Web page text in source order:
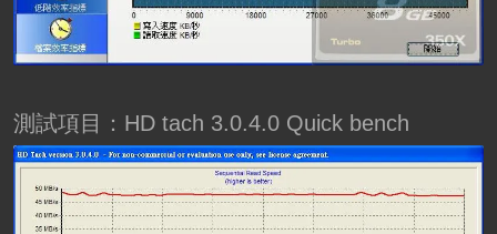
測試項目：HD tach 3.0.4.0 Quick bench